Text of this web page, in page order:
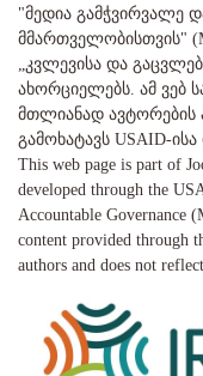
"მედია გამჭვირვალე
მმართველობისთვის"
„კვლევისა და
ახორციელებს. ამ ვებ
მთლიანად ავტორების
გამოხატავს USAID-
This web page is part of
developed through the
Accountable Governance
content provided through
authors and does not